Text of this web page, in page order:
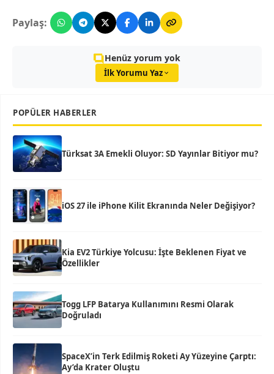
Paylaş:
Henüz yorum yok
İlk Yorumu Yaz
POPÜLER HABERLER
Türksat 3A Emekli Oluyor: SD Yayınlar Bitiyor mu?
iOS 27 ile iPhone Kilit Ekranında Neler Değişiyor?
Kia EV2 Türkiye Yolcusu: İşte Beklenen Fiyat ve
Özellikler
Togg LFP Batarya Kullanımını Resmi Olarak
Doğruladı
SpaceX’in Terk Edilmiş Roketi Ay Yüzeyine Çarptı:
Ay’da Krater Oluştu